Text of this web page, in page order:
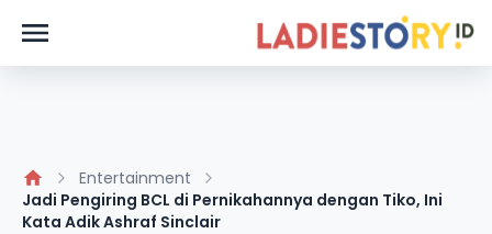
Entertainment
Jadi Pengiring BCL di Pernikahannya dengan Tiko, Ini
Kata Adik Ashraf Sinclair